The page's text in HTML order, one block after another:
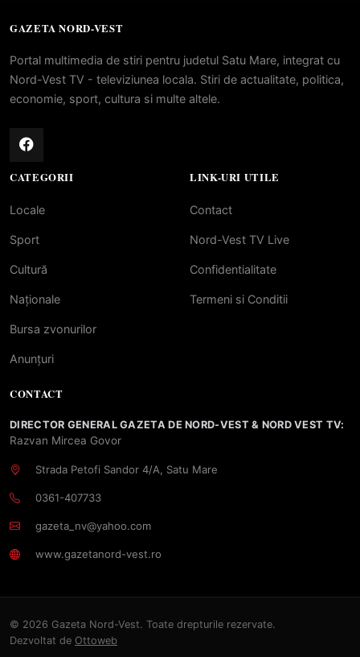
GAZETA NORD-VEST
Portal multimedia de stiri pentru judetul Satu Mare, integrat cu
Nord-Vest TV - televiziunea locala. Stiri de actualitate, politica,
economie, sport, cultura si multe altele.
CATEGORII
Locale
Sport
Cultură
Naționale
Bursa zvonurilor
Anunțuri
LINK-URI UTILE
Contact
Nord-Vest TV Live
Confidentialitate
Termeni si Conditii
CONTACT
DIRECTOR GENERAL GAZETA DE NORD-VEST & NORD VEST TV:
Razvan Mircea Govor
Strada Petofi Sandor 4/A, Satu Mare
0361-407733
gazeta_nv@yahoo.com
www.gazetanord-vest.ro
© 2026 Gazeta Nord-Vest. Toate drepturile rezervate.
Dezvoltat de Ottoweb